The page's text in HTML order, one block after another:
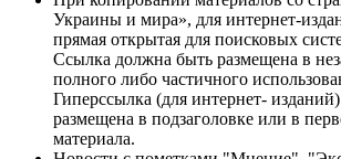
Украины и мира», для интернет-
прямая открытая для поисковых
Ссылка должна быть размещена в
полного либо частичного
Гиперссылка (для интернет-
размещена в подзаголовке или в
материала.